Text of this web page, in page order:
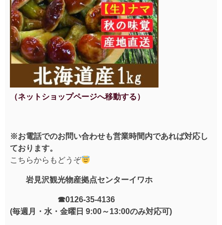
（ネットショップページへ移動する）
※お電話でのお問い合わせも営業時間内であれば対応し
ております。
こちらからもどうぞ
岩見沢観光物産拠点センターイワホ
☎0126-35-4136
(毎週月・水・金曜日 9:00～13:00のみ対応可)